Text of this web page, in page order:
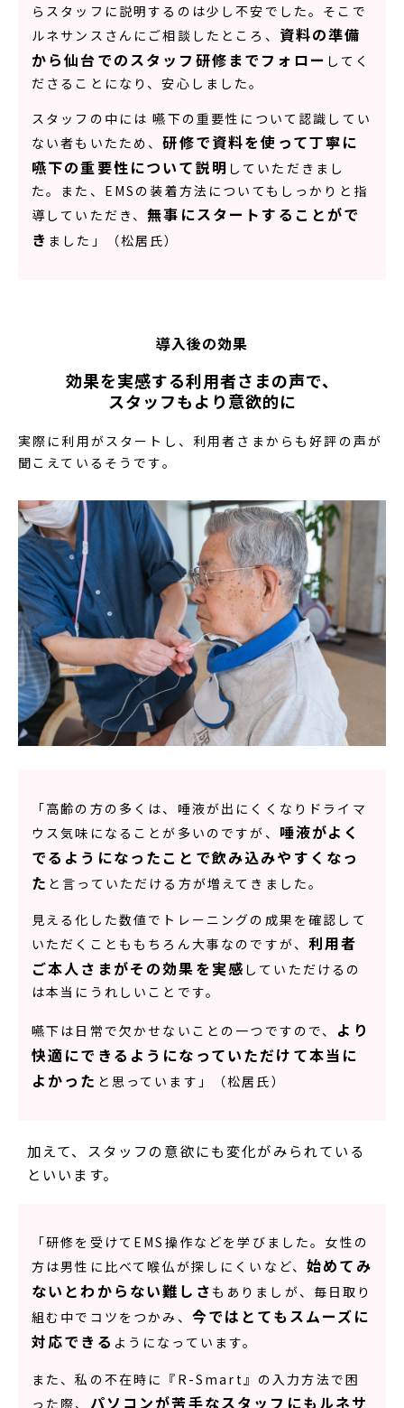
らスタッフに説明するのは少し不安でした。そこで
ルネサンスさんにご相談したところ、 資料の準備
から仙台でのスタッフ研修までフォロー してく
ださることになり、安心しました。
スタッフの中には 嚥下の重要性について認識してい
ない者もいたため、研修で資料を使って丁寧に
嚥下の重要性について説明 していただきまし
た。また、EMSの装着方法についてもしっかりと指
導していただき、無事にスタートすることがで
き ました」（松居氏）
導入後の効果
効果を実感する利用者さまの声で、
スタッフもより意欲的に
実際に利用がスタートし、利用者さまからも好評の声が
聞こえているそうです。
「高齢の方の多くは、唾液が出にくくなりドライマ
ウス気味になることが多いのですが、 唾液がよく
でるようになったことで飲み込みやすくなっ
た と言っていただける方が増えてきました。
見える化した数値でトレーニングの成果を確認して
いただくことももちろん大事なのですが、利用者
ご本人さまがその効果を実感 していただけるの
は本当にうれしいことです。
嚥下は日常で欠かせないことの一つですので、 より
快適にできるようになっていただけて本当に
よかった と思っています」（松居氏）
加えて、スタッフの意欲にも変化がみられている
といいます。
「研修を受けてEMS操作などを学びました。女性の
方は男性に比べて喉仏が探しにくいなど、始めてみ
ないとわからない難しさ もありましが、毎日取り
組む中でコツをつかみ、 今ではとてもスムーズに
対応できる ようになっています。
また、私の不在時に『R-Smart』の入力方法で困
った際、 パソコンが苦手なスタッフにもルネサ